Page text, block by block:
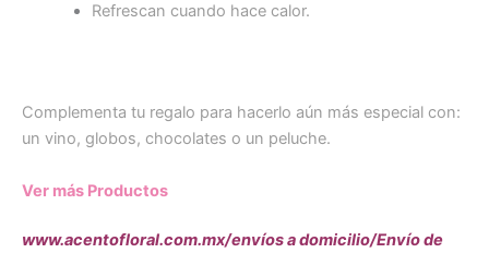
Refrescan cuando hace calor.
Complementa tu regalo para hacerlo aún más especial con:
un vino, globos, chocolates o un peluche.
Ver más Productos
www.acentofloral.com.mx/envíos a domicilio/Envío de